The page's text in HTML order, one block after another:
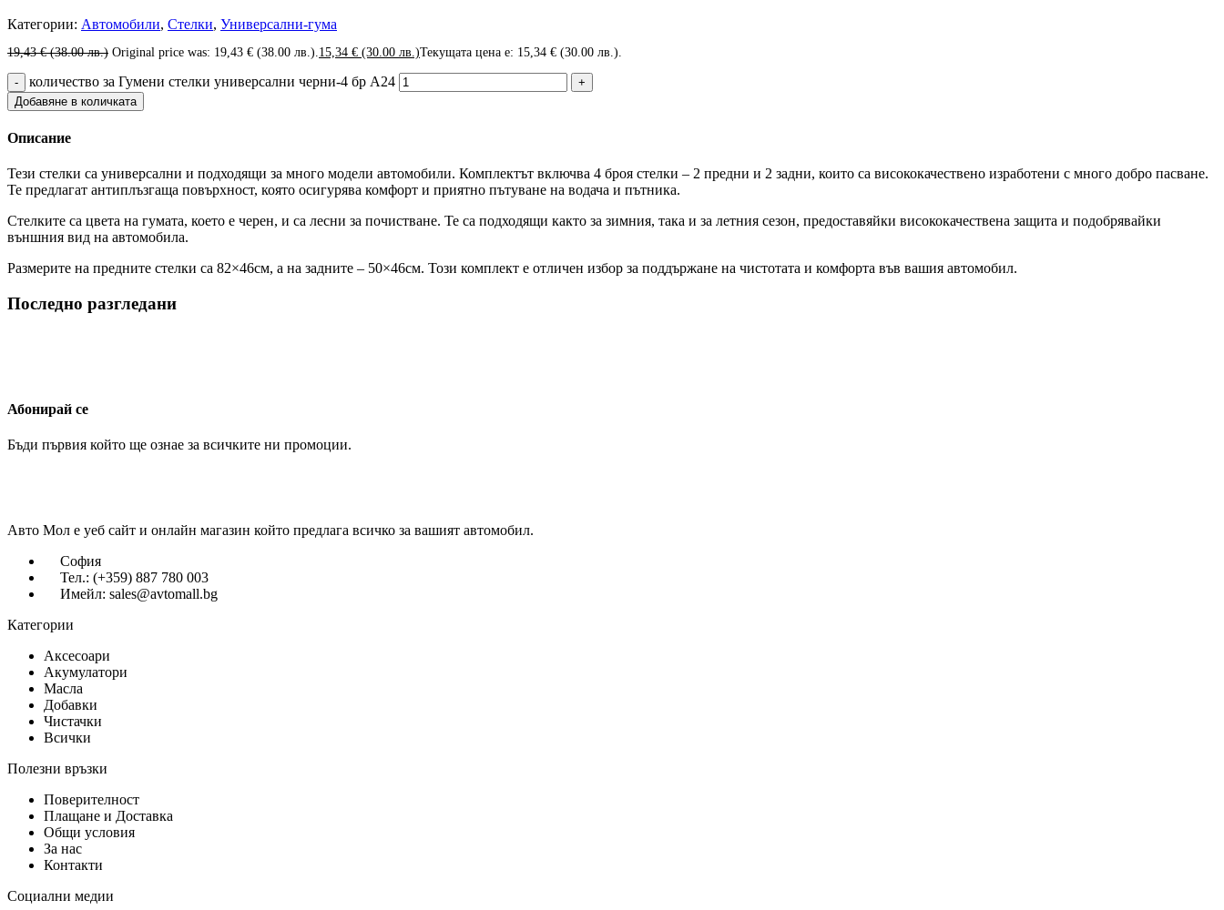
Категории: Автомобили, Стелки, Универсални-гума
19,43€ (38.00 лв.) Original price was: 19,43 € (38.00 лв.). 15,34 € (30.00 лв.)Текущата цена е: 15,34 € (30.00 лв.).
количество за Гумени стелки универсални черни-4 бр А24
Добавяне в количката
Описание
Тези стелки са универсални и подходящи за много модели автомобили. Комплектът включва 4 броя стелки – 2 предни и 2 задни, които са висококачествено изработени с много добро пасване.
Те предлагат антиплъзгаща повърхност, която осигурява комфорт и приятно пътуване на водача и пътника.
Стелките са цвета на гумата, което е черен, и са лесни за почистване. Те са подходящи както за зимния, така и за летния сезон, предоставяйки висококачествена защита и подобрявайки
външния вид на автомобила.
Размерите на предните стелки са 82×46см, а на задните – 50×46см. Този комплект е отличен избор за поддържане на чистотата и комфорта във вашия автомобил.
Последно разгледани
Абонирай се
Бъди първия който ще ознае за всичките ни промоции.
Авто Мол е уеб сайт и онлайн магазин който предлага всичко за вашият автомобил.
София
Тел.: (+359) 887 780 003
Имейл: sales@avtomall.bg
Категории
Аксесоари
Акумулатори
Масла
Добавки
Чистачки
Всички
Полезни връзки
Поверителност
Плащане и Доставка
Общи условия
За нас
Контакти
Социални медии